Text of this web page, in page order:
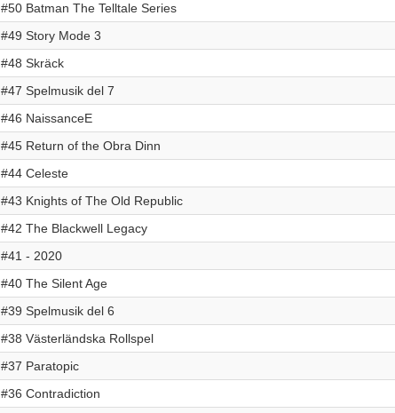
#50 Batman The Telltale Series
#49 Story Mode 3
#48 Skräck
#47 Spelmusik del 7
#46 NaissanceE
#45 Return of the Obra Dinn
#44 Celeste
#43 Knights of The Old Republic
#42 The Blackwell Legacy
#41 - 2020
#40 The Silent Age
#39 Spelmusik del 6
#38 Västerländska Rollspel
#37 Paratopic
#36 Contradiction